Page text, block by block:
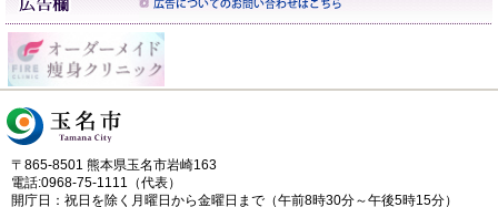
〒865-8501 熊本県玉名市岩崎163
電話:0968-75-1111（代表）
開庁日：祝日を除く月曜日から金曜日まで（午前8時30分～午後5時15分）